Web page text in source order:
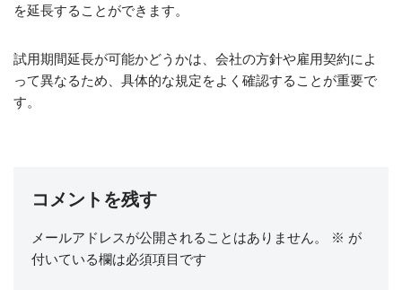
を延長することができます。
試用期間延長が可能かどうかは、会社の方針や雇用契約によ
って異なるため、具体的な規定をよく確認することが重要で
す。
コメントを残す
メールアドレスが公開されることはありません。 ※ が
付いている欄は必須項目です